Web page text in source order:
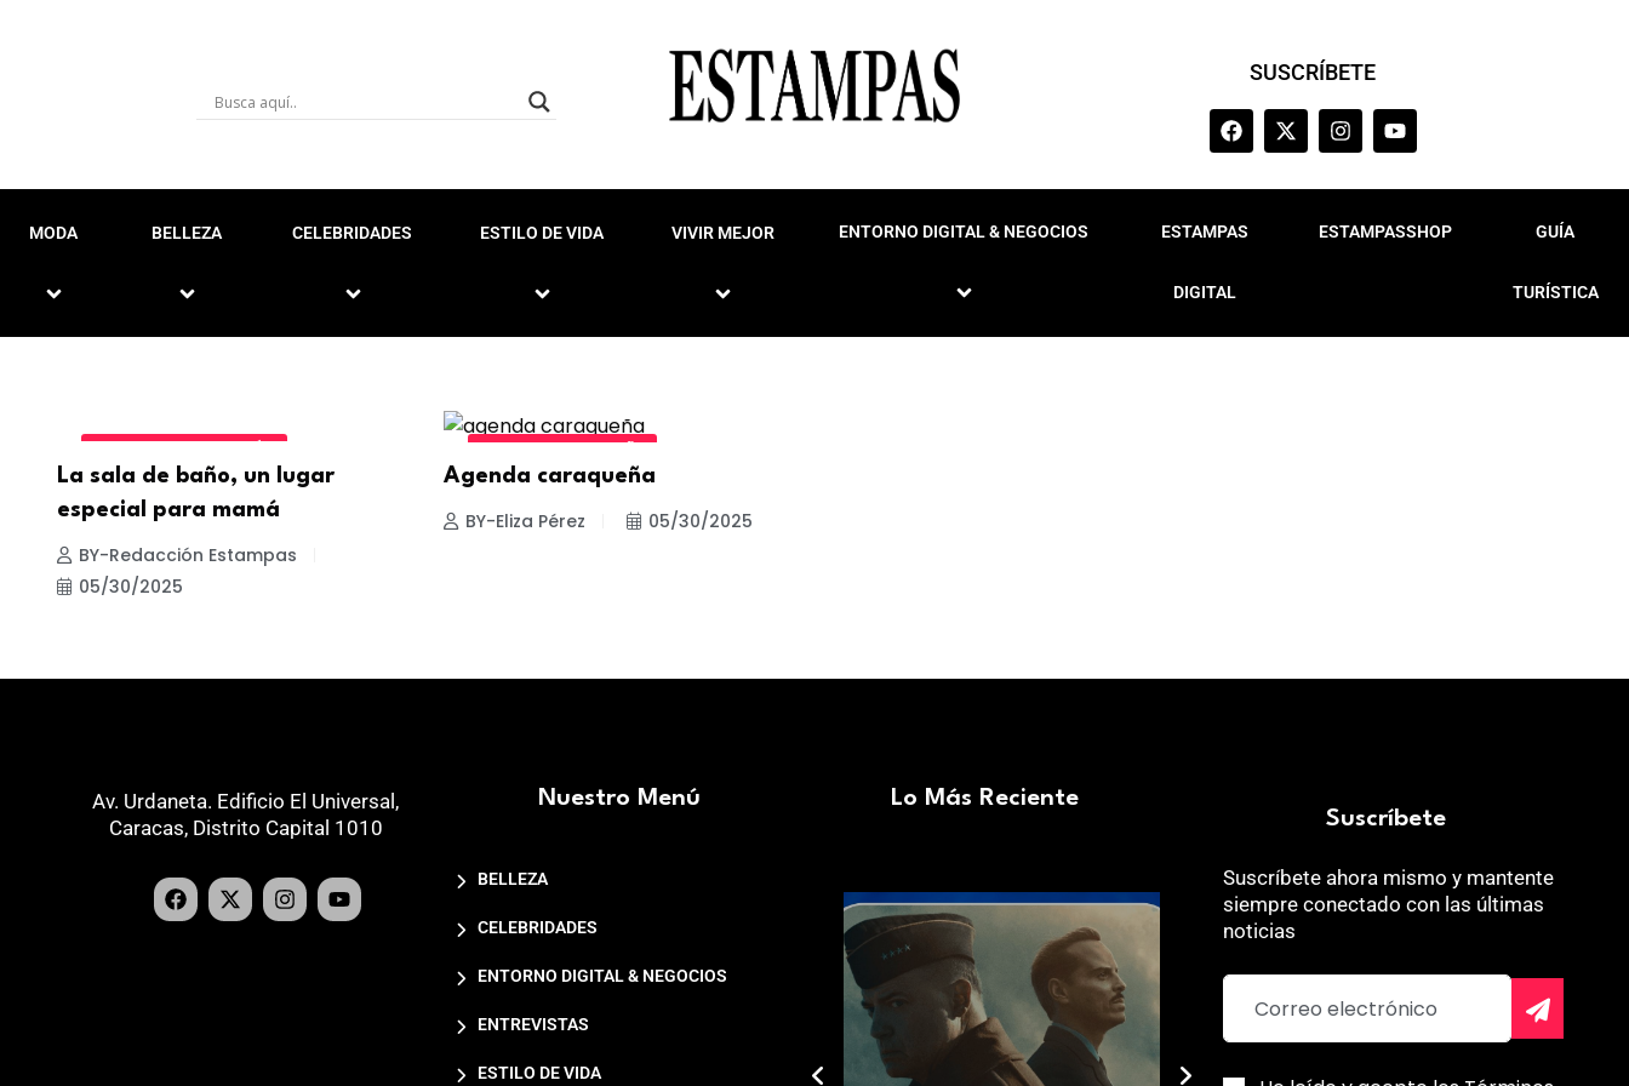
SUSCRÍBETE
MODA BELLEZA CELEBRIDADES ESTILO DE VIDA VIVIR MEJOR ENTORNO DIGITAL & NEGOCIOS ESTAMPAS
DIGITAL
ESTAMPASSHOP GUÍA
TURÍSTICA
La sala de baño, un lugar
especial para mamá
BY-Redacción Estampas
05/30/2025
AGENDA CARAQUEÑA
Agenda caraqueña
BY-Eliza Pérez 05/30/2025
Av. Urdaneta. Edificio El Universal,
Caracas, Distrito Capital 1010
Nuestro Menú
BELLEZA
CELEBRIDADES
ENTORNO DIGITAL & NEGOCIOS
ENTREVISTAS
ESTILO DE VIDA
Lo Más Reciente
Suscríbete
Suscríbete ahora mismo y mantente
siempre conectado con las últimas
noticias